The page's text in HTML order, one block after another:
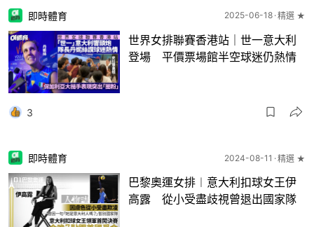
即時體育 2025-06-18 精選 ★
世界女排聯賽香港站｜世一意大利
登場 平價票場館半空球迷仍熱情
3
即時體育 2024-08-11 精選 ★
巴黎奧運女排︱意大利扣球女王伊
高露 從小受盡歧視曾退出國家隊